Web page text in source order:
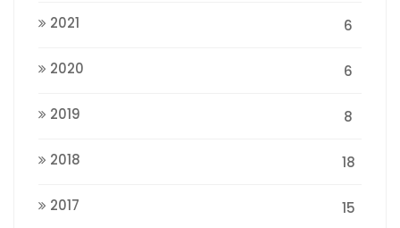
2021 6
2020 6
2019 8
2018 18
2017 15